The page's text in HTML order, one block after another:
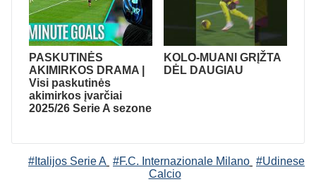
PASKUTINĖS
AKIMIRKOS DRAMA |
Visi paskutinės
akimirkos įvarčiai
2025/26 Serie A sezone
KOLO-MUANI GRĮŽTA
DĖL DAUGIAU
#Italijos Serie A #F.C. Internazionale Milano #Udinese
Calcio